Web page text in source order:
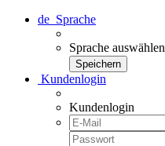
de Sprache
Sprache auswählen
Kundenlogin
Kundenlogin